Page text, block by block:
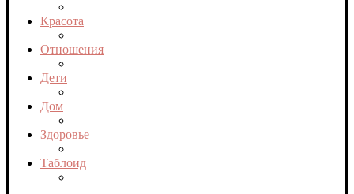
Красота
Отношения
Дети
Дом
Здоровье
Таблоид